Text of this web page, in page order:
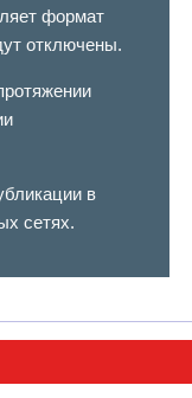
формат
отключены.
в
сетях.